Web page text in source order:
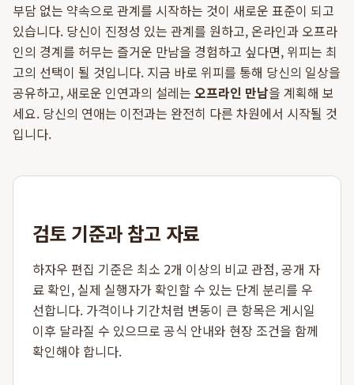
부담 없는 약속으로 관계를 시작하는 것이 새로운 표준이 되고
있습니다. 당신이 진정성 있는 관계를 원하고, 온라인과 오프라
인의 경계를 허무는 즐거운 만남을 경험하고 싶다면, 위피는 최
고의 선택이 될 것입니다. 지금 바로 위피를 통해 당신의 일상을
공유하고, 새로운 인연과의 설레는 오프라인 만남을 계획해 보
세요. 당신의 연애는 이전과는 완전히 다른 차원에서 시작될 것
입니다.
검토 기준과 참고 자료
하자우 편집 기준은 최소 2개 이상의 비교 관점, 공개 자
료 확인, 실제 실행자가 확인할 수 있는 단계 분리를 우
선합니다. 가격이나 기간처럼 변동이 큰 항목은 게시일
이후 달라질 수 있으므로 공식 안내와 현장 조건을 함께
확인해야 합니다.